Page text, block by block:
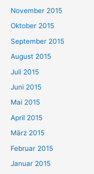
November 2015
Oktober 2015
September 2015
August 2015
Juli 2015
Juni 2015
Mai 2015
April 2015
März 2015
Februar 2015
Januar 2015